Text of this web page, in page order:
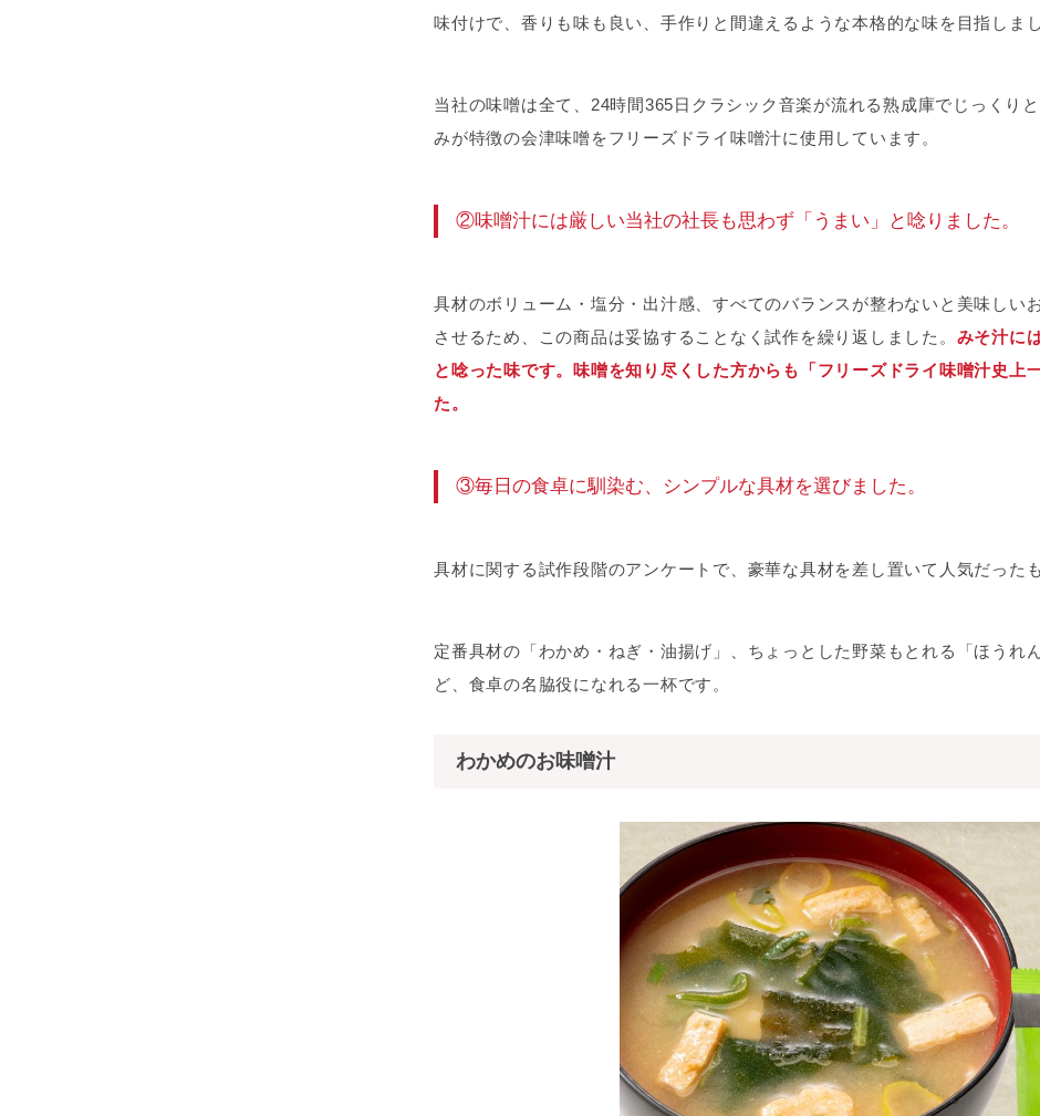
味付けで、香りも味も良い、手作りと間違えるような本格的な味を目指しまし
当社の味噌は全て、24時間365日クラシック音楽が流れる熟成庫でじっくり
みが特徴の会津味噌をフリーズドライ味噌汁に使用しています。
②味噌汁には厳しい当社の社長も思わず「うまい」と唸りました。
具材のボリューム・塩分・出汁感、すべてのバランスが整わないと美味しい
させるため、この商品は妥協することなく試作を繰り返しました。 みそ汁に
と唸った味です。味噌を知り尽くした方からも「フリーズドライ味噌汁史上
た。
③毎日の食卓に馴染む、シンプルな具材を選びました。
具材に関する試作段階のアンケートで、豪華な具材を差し置いて人気だった
定番具材の「わかめ・ねぎ・油揚げ」、ちょっとした野菜もとれる「ほうれ
ど、食卓の名脇役になれる一杯です。
わかめのお味噌汁